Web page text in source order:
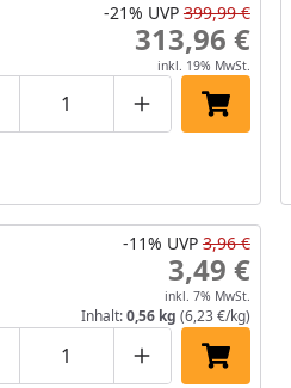
Produktmenge um eins verringern
Produktmenge manuell
Produktmenge
In den
-21% UVP 399,99 €
313,96 €
inkl. 19% MwSt.
Produktmenge um eins verringern
Produktmenge manuell
Produktmenge
In den
-11% UVP 3,96 €
3,49 €
inkl. 7% MwSt.
Inhalt:0,56 kg (6,23 €/kg)